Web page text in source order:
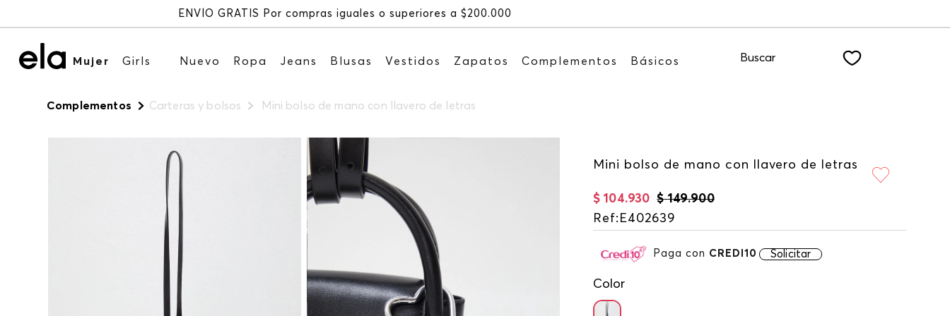
Recibe: 15%OFF suscribiéndote a nuestro NEWSLETTER
Mujer Girls Nuevo Ropa Jeans Blusas Vestidos Zapatos Complementos Básicos Buscar
Complementos Carteras y bolsos Mini bolso de mano con llavero de letras
Mini bolso de mano con llavero de letras
$ 149.900
$ 104.930
Ref: E402639
Paga con CREDI10 Solicitar
Color